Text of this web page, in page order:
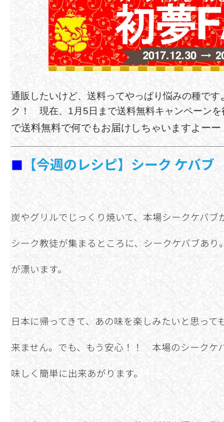
通販したいけど、送料ってやっぱり悩みの種で
ク！ 現在、1月5日まで送料無料キャンペーンを
で送料無料で何でもお届けしちゃいますよーー
■ 【今週のレシピ】シーク ケバブ
炭やグリルでじっくり焼いて、本場シークケバ
シーク教徒が集まるところに、シークケバブあ
が漂います。
日本に帰ってきて、あの味を楽しみたいと思っ
来ません。でも、もう安心！！ 本場のシークケ
味しく簡単に出来あがります。